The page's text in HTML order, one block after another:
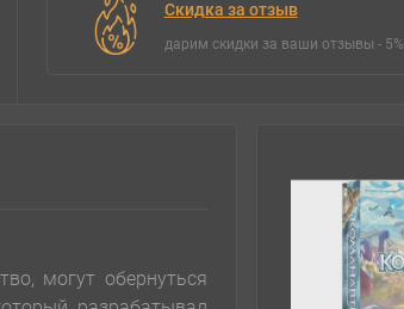
Скидка за отзыв
дарим скидки за ваши отзывы - 5%
могут обернуться